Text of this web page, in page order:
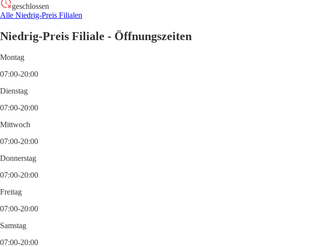
geschlossen
Alle Niedrig-Preis Filialen
Niedrig-Preis Filiale - Öffnungszeiten
Montag
07:00-20:00
Dienstag
07:00-20:00
Mittwoch
07:00-20:00
Donnerstag
07:00-20:00
Freitag
07:00-20:00
Samstag
07:00-20:00